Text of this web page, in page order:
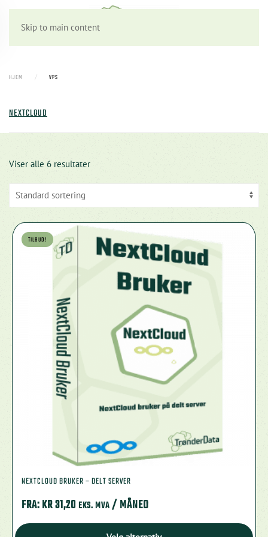
Skip to main content
HJEM VPS
NEXTCLOUD
Viser alle 6 resultater
TILBUD!
NEXTCLOUD BRUKER – DELT SERVER
FRA:KR31,20 EKS. MVA/ MÅNED